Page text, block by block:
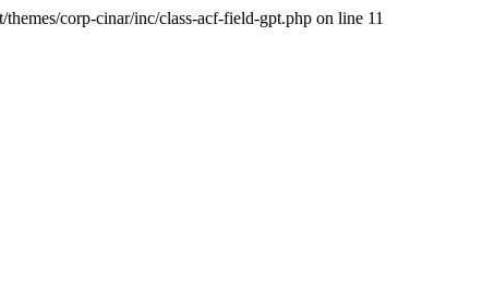
corp-cinar/inc/class-acf-field-gpt.php on line 11